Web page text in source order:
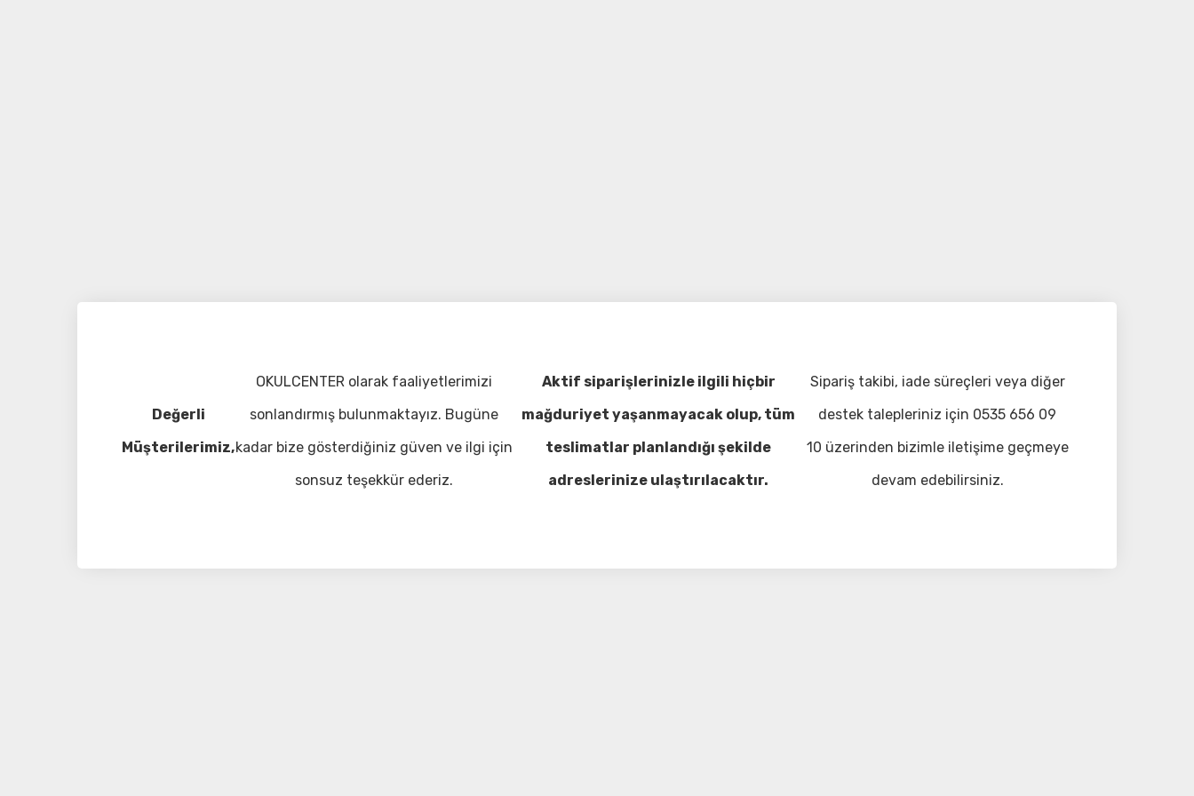
Değerli
Müşterilerimiz,
OKULCENTER olarak faaliyetlerimizi
sonlandırmış bulunmaktayız. Bugüne
kadar bize gösterdiğiniz güven ve ilgi için
sonsuz teşekkür ederiz.
Aktif siparişlerinizle ilgili hiçbir
mağduriyet yaşanmayacak olup, tüm
teslimatlar planlandığı şekilde
adreslerinize ulaştırılacaktır.
Sipariş takibi, iade süreçleri veya diğer
destek talepleriniz için 0535 656 09
10 üzerinden bizimle iletişime geçmeye
devam edebilirsiniz.